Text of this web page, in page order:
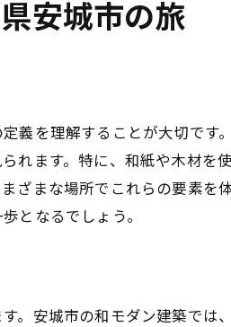
見つけた和モダン建築の新たな
工法を活かした現代建築の魅力
の素材とモダンデザインの絶
るべき和モダン建築のスポット
が語る安城市の文化と歴史
市の和モダンインテリアの特徴
安城市の旅
義を理解することが大切で
れます。特に、和紙や木材
ざまな場所でこれらの要素
となるでしょう。
。安城市の和モダン建築で